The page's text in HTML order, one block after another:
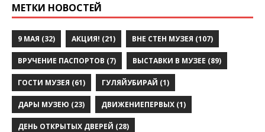
МЕТКИ НОВОСТЕЙ
9 МАЯ (32) АКЦИЯ! (21) ВНЕ СТЕН МУЗЕЯ (107)
ВРУЧЕНИЕ ПАСПОРТОВ (7) ВЫСТАВКИ В МУЗЕЕ (89)
ГОСТИ МУЗЕЯ (61) ГУЛЯЙУБИРАЙ (1)
ДАРЫ МУЗЕЮ (23) ДВИЖЕНИЕПЕРВЫХ (1)
ДЕНЬ ОТКРЫТЫХ ДВЕРЕЙ (28)